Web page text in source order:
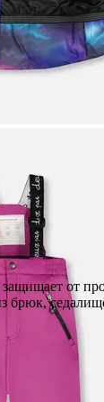
от
брюк,